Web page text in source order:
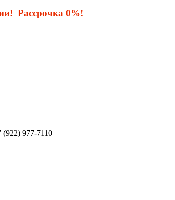
Рассрочка 0%!
(922) 977-7110